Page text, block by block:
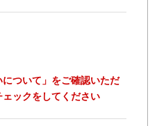
ついて」をご確認いただ
ックをしてください